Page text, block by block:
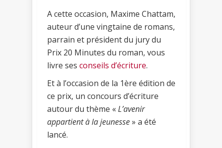
A cette occasion, Maxime Chattam,
auteur d’une vingtaine de romans,
parrain et président du jury du
Prix 20 Minutes du roman, vous
livre ses conseils d’écriture.
Et à l’occasion de la 1ère édition de
ce prix, un concours d’écriture
autour du thème «L’avenir
appartient à la jeunesse» a été
lancé.